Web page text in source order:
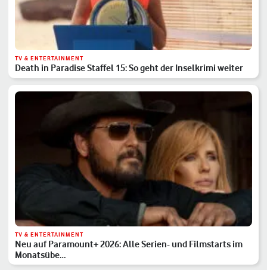
TV & ENTERTAINMENT
Death in Paradise Staffel 15: So geht der Inselkrimi weiter
TV & ENTERTAINMENT
Neu auf Paramount+ 2026: Alle Serien- und Filmstarts im
Monatsübe…